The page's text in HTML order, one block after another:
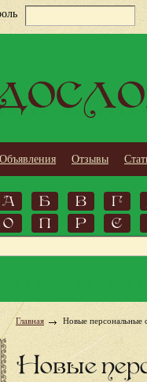
Объявления Отзывы
А Б В
Г
О
П Р С
Главная Новые персональные
Новые